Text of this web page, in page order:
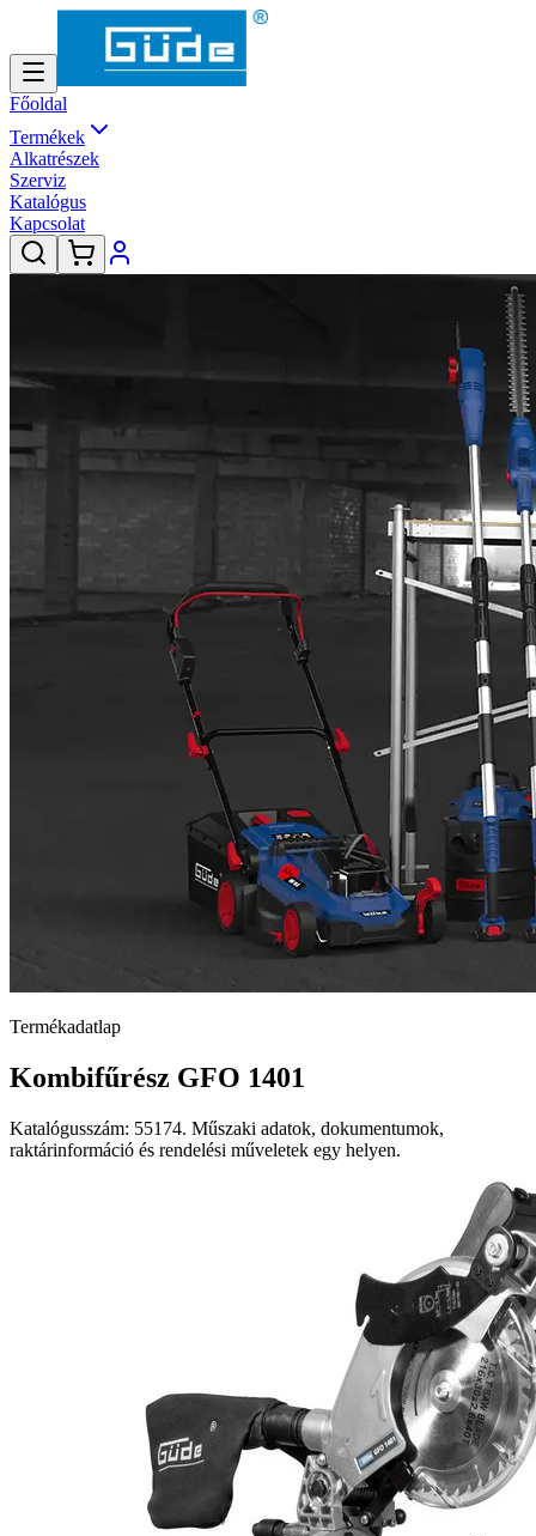
Főoldal
Termékek
Alkatrészek
Szerviz
Katalógus
Kapcsolat
Termékadatlap
Kombifűrész GFO 1401
Katalógusszám: 55174. Műszaki adatok, dokumentumok,
raktárinformáció és rendelési műveletek egy helyen.